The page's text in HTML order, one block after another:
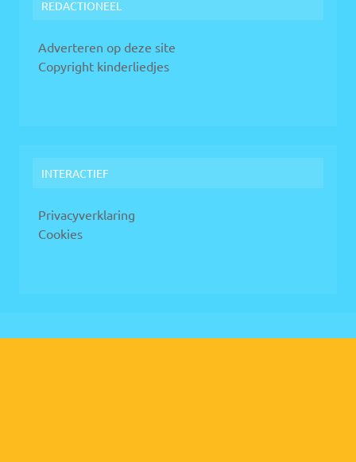
REDACTIONEEL
Adverteren op deze site
Copyright kinderliedjes
INTERACTIEF
Privacyverklaring
Cookies